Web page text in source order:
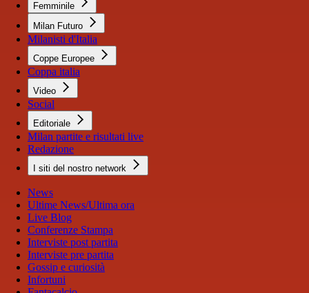
Femminile
Milan Futuro
Milanisti d'Italia
Coppe Europee
Coppa italia
Video
Social
Editoriale
Milan partite e risultati live
Redazione
I siti del nostro network
News
Ultime News/Ultima ora
Live Blog
Conferenze Stampa
Interviste post partita
Interviste pre partita
Gossip e curiosità
Infortuni